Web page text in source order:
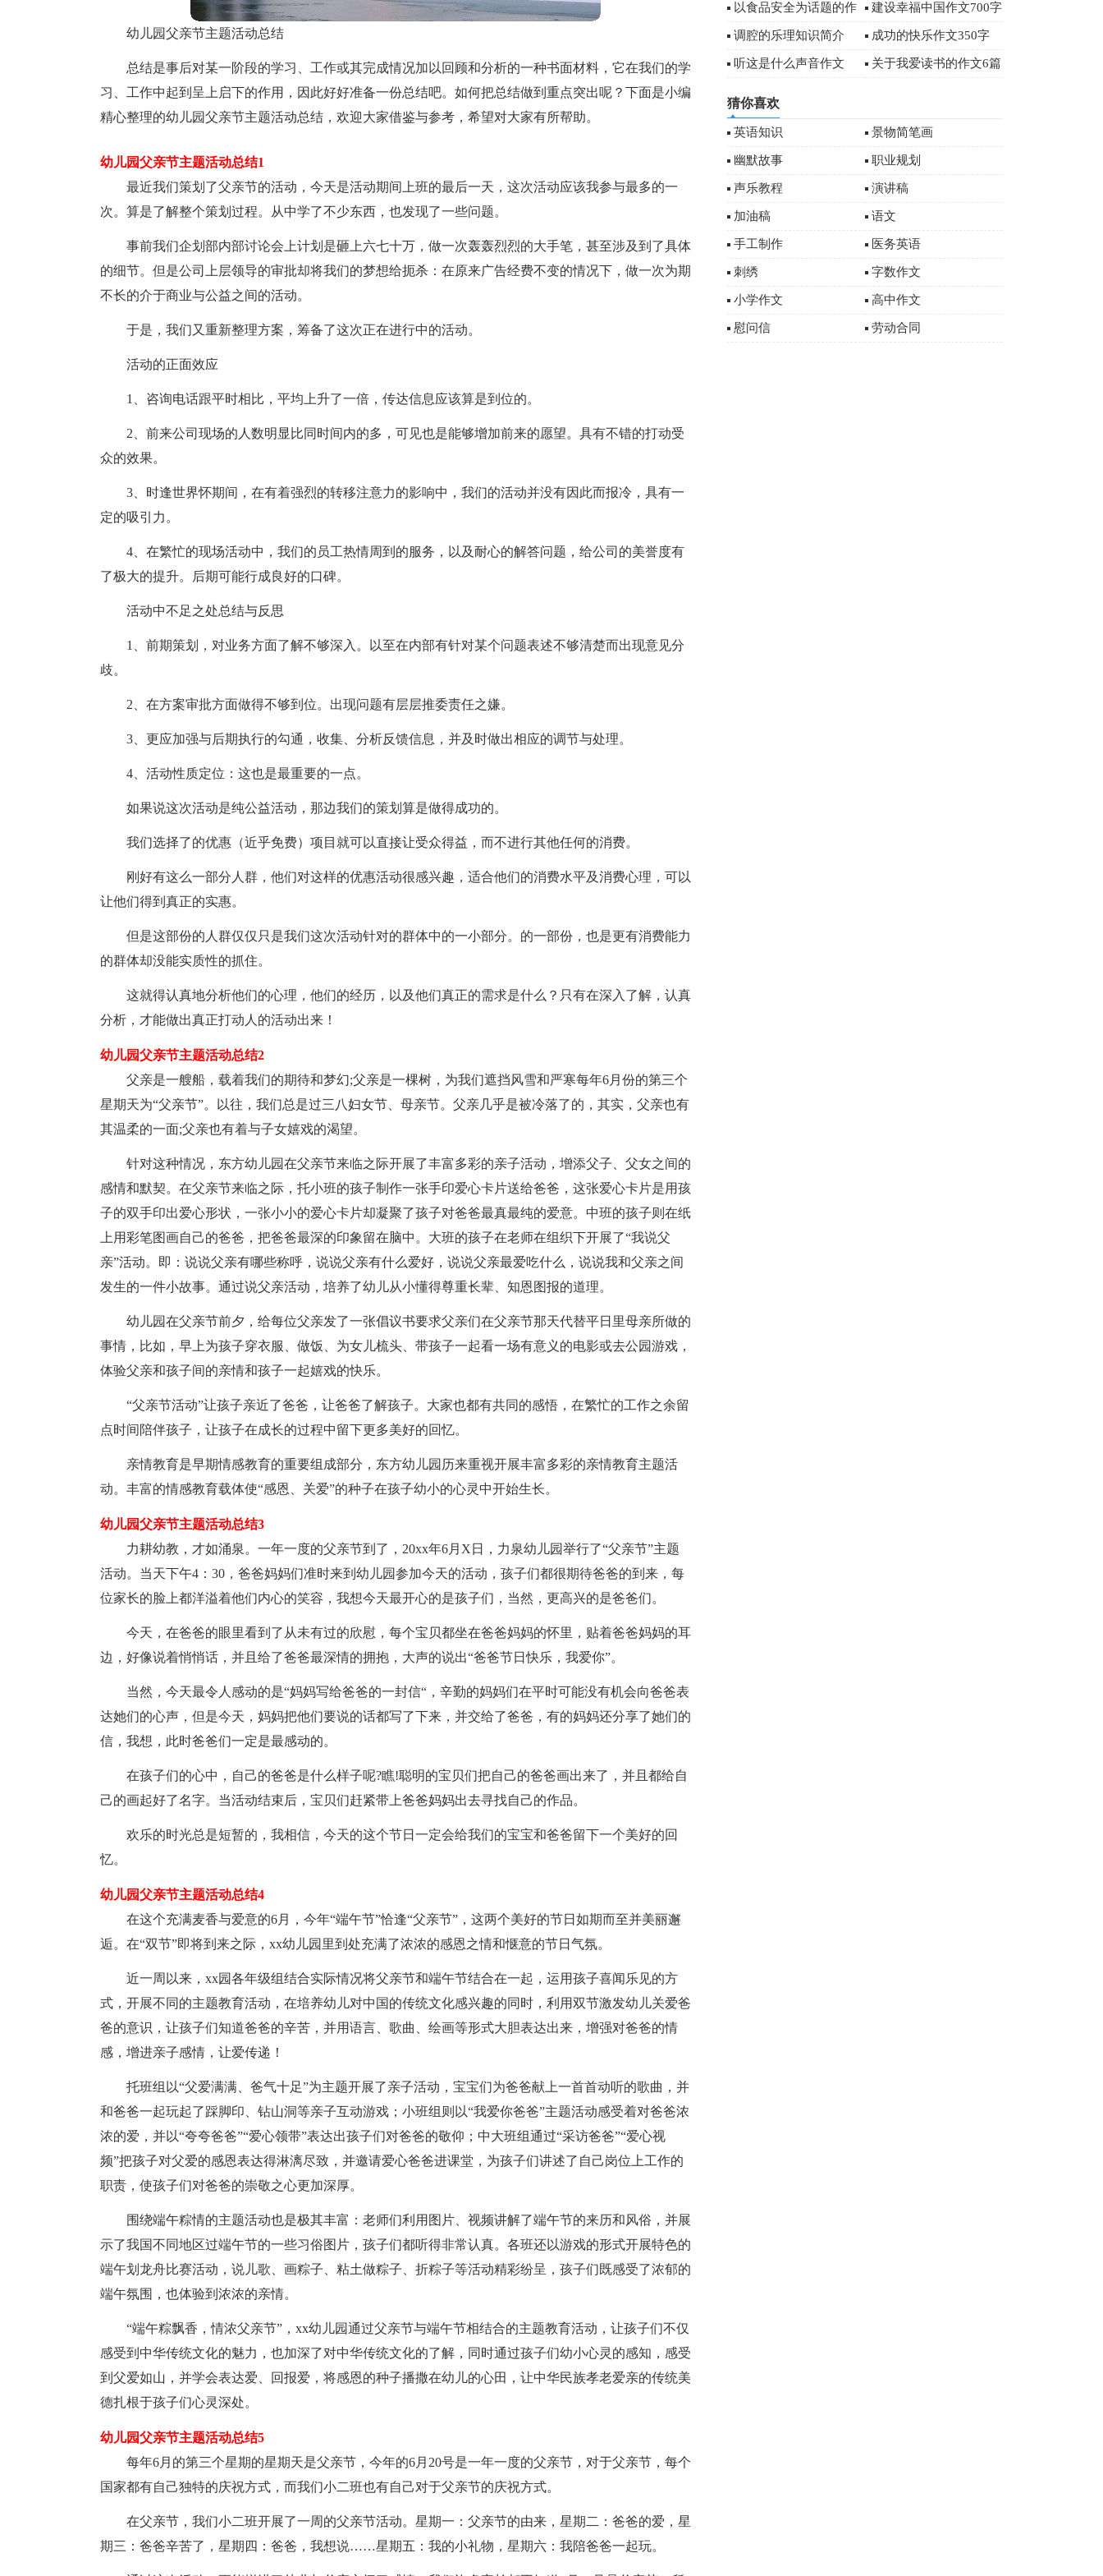
幼儿园父亲节主题活动总结
总结是事后对某一阶段的学习、工作或其完成情况加以回顾和分析的一种书面材料，它在我们的学
习、工作中起到呈上启下的作用，因此好好准备一份总结吧。如何把总结做到重点突出呢？下面是小编
精心整理的幼儿园父亲节主题活动总结，欢迎大家借鉴与参考，希望对大家有所帮助。
幼儿园父亲节主题活动总结1
最近我们策划了父亲节的活动，今天是活动期间上班的最后一天，这次活动应该我参与最多的一
次。算是了解整个策划过程。从中学了不少东西，也发现了一些问题。
事前我们企划部内部讨论会上计划是砸上六七十万，做一次轰轰烈烈的大手笔，甚至涉及到了具体
的细节。但是公司上层领导的审批却将我们的梦想给扼杀：在原来广告经费不变的情况下，做一次为期
不长的介于商业与公益之间的活动。
于是，我们又重新整理方案，筹备了这次正在进行中的活动。
活动的正面效应
1、咨询电话跟平时相比，平均上升了一倍，传达信息应该算是到位的。
2、前来公司现场的人数明显比同时间内的多，可见也是能够增加前来的愿望。具有不错的打动受
众的效果。
3、时逢世界怀期间，在有着强烈的转移注意力的影响中，我们的活动并没有因此而报冷，具有一
定的吸引力。
4、在繁忙的现场活动中，我们的员工热情周到的服务，以及耐心的解答问题，给公司的美誉度有
了极大的提升。后期可能行成良好的口碑。
活动中不足之处总结与反思
1、前期策划，对业务方面了解不够深入。以至在内部有针对某个问题表述不够清楚而出现意见分
歧。
2、在方案审批方面做得不够到位。出现问题有层层推委责任之嫌。
3、更应加强与后期执行的勾通，收集、分析反馈信息，并及时做出相应的调节与处理。
4、活动性质定位：这也是最重要的一点。
如果说这次活动是纯公益活动，那边我们的策划算是做得成功的。
我们选择了的优惠（近乎免费）项目就可以直接让受众得益，而不进行其他任何的消费。
刚好有这么一部分人群，他们对这样的优惠活动很感兴趣，适合他们的消费水平及消费心理，可以
让他们得到真正的实惠。
但是这部份的人群仅仅只是我们这次活动针对的群体中的一小部分。的一部份，也是更有消费能力
的群体却没能实质性的抓住。
这就得认真地分析他们的心理，他们的经历，以及他们真正的需求是什么？只有在深入了解，认真
分析，才能做出真正打动人的活动出来！
幼儿园父亲节主题活动总结2
父亲是一艘船，载着我们的期待和梦幻;父亲是一棵树，为我们遮挡风雪和严寒每年6月份的第三个
星期天为“父亲节”。以往，我们总是过三八妇女节、母亲节。父亲几乎是被冷落了的，其实，父亲也有
其温柔的一面;父亲也有着与子女嬉戏的渴望。
针对这种情况，东方幼儿园在父亲节来临之际开展了丰富多彩的亲子活动，增添父子、父女之间的
感情和默契。在父亲节来临之际，托小班的孩子制作一张手印爱心卡片送给爸爸，这张爱心卡片是用孩
子的双手印出爱心形状，一张小小的爱心卡片却凝聚了孩子对爸爸最真最纯的爱意。中班的孩子则在纸
上用彩笔图画自己的爸爸，把爸爸最深的印象留在脑中。大班的孩子在老师在组织下开展了“我说父
亲”活动。即：说说父亲有哪些称呼，说说父亲有什么爱好，说说父亲最爱吃什么，说说我和父亲之间
发生的一件小故事。通过说父亲活动，培养了幼儿从小懂得尊重长辈、知恩图报的道理。
幼儿园在父亲节前夕，给每位父亲发了一张倡议书要求父亲们在父亲节那天代替平日里母亲所做的
事情，比如，早上为孩子穿衣服、做饭、为女儿梳头、带孩子一起看一场有意义的电影或去公园游戏，
体验父亲和孩子间的亲情和孩子一起嬉戏的快乐。
“父亲节活动”让孩子亲近了爸爸，让爸爸了解孩子。大家也都有共同的感悟，在繁忙的工作之余留
点时间陪伴孩子，让孩子在成长的过程中留下更多美好的回忆。
亲情教育是早期情感教育的重要组成部分，东方幼儿园历来重视开展丰富多彩的亲情教育主题活
动。丰富的情感教育载体使“感恩、关爱”的种子在孩子幼小的心灵中开始生长。
幼儿园父亲节主题活动总结3
力耕幼教，才如涌泉。一年一度的父亲节到了，20xx年6月X日，力泉幼儿园举行了“父亲节”主题
活动。当天下午4：30，爸爸妈妈们准时来到幼儿园参加今天的活动，孩子们都很期待爸爸的到来，每
位家长的脸上都洋溢着他们内心的笑容，我想今天最开心的是孩子们，当然，更高兴的是爸爸们。
今天，在爸爸的眼里看到了从未有过的欣慰，每个宝贝都坐在爸爸妈妈的怀里，贴着爸爸妈妈的耳
边，好像说着悄悄话，并且给了爸爸最深情的拥抱，大声的说出“爸爸节日快乐，我爱你”。
当然，今天最令人感动的是“妈妈写给爸爸的一封信“，辛勤的妈妈们在平时可能没有机会向爸爸表
达她们的心声，但是今天，妈妈把他们要说的话都写了下来，并交给了爸爸，有的妈妈还分享了她们的
信，我想，此时爸爸们一定是最感动的。
在孩子们的心中，自己的爸爸是什么样子呢?瞧!聪明的宝贝们把自己的爸爸画出来了，并且都给自
己的画起好了名字。当活动结束后，宝贝们赶紧带上爸爸妈妈出去寻找自己的作品。
欢乐的时光总是短暂的，我相信，今天的这个节日一定会给我们的宝宝和爸爸留下一个美好的回
忆。
幼儿园父亲节主题活动总结4
在这个充满麦香与爱意的6月，今年“端午节”恰逢“父亲节”，这两个美好的节日如期而至并美丽邂
逅。在“双节”即将到来之际，xx幼儿园里到处充满了浓浓的感恩之情和惬意的节日气氛。
近一周以来，xx园各年级组结合实际情况将父亲节和端午节结合在一起，运用孩子喜闻乐见的方
式，开展不同的主题教育活动，在培养幼儿对中国的传统文化感兴趣的同时，利用双节激发幼儿关爱爸
爸的意识，让孩子们知道爸爸的辛苦，并用语言、歌曲、绘画等形式大胆表达出来，增强对爸爸的情
感，增进亲子感情，让爱传递！
托班组以“父爱满满、爸气十足”为主题开展了亲子活动，宝宝们为爸爸献上一首首动听的歌曲，并
和爸爸一起玩起了踩脚印、钻山洞等亲子互动游戏；小班组则以“我爱你爸爸”主题活动感受着对爸爸浓
浓的爱，并以“夸夸爸爸”“爱心领带”表达出孩子们对爸爸的敬仰；中大班组通过“采访爸爸”“爱心视
频”把孩子对父爱的感恩表达得淋漓尽致，并邀请爱心爸爸进课堂，为孩子们讲述了自己岗位上工作的
职责，使孩子们对爸爸的崇敬之心更加深厚。
围绕端午粽情的主题活动也是极其丰富：老师们利用图片、视频讲解了端午节的来历和风俗，并展
示了我国不同地区过端午节的一些习俗图片，孩子们都听得非常认真。各班还以游戏的形式开展特色的
端午划龙舟比赛活动，说儿歌、画粽子、粘土做粽子、折粽子等活动精彩纷呈，孩子们既感受了浓郁的
端午氛围，也体验到浓浓的亲情。
“端午粽飘香，情浓父亲节”，xx幼儿园通过父亲节与端午节相结合的主题教育活动，让孩子们不仅
感受到中华传统文化的魅力，也加深了对中华传统文化的了解，同时通过孩子们幼小心灵的感知，感受
到父爱如山，并学会表达爱、回报爱，将感恩的种子播撒在幼儿的心田，让中华民族孝老爱亲的传统美
德扎根于孩子们心灵深处。
幼儿园父亲节主题活动总结5
每年6月的第三个星期的星期天是父亲节，今年的6月20号是一年一度的父亲节，对于父亲节，每个
国家都有自己独特的庆祝方式，而我们小二班也有自己对于父亲节的庆祝方式。
在父亲节，我们小二班开展了一周的父亲节活动。星期一：父亲节的由来，星期二：爸爸的爱，星
期三：爸爸辛苦了，星期四：爸爸，我想说……星期五：我的小礼物，星期六：我陪爸爸一起玩。
字以食品安全为话题的作
文
建设幸福中国作文700字
调腔的乐理知识简介 成功的快乐作文350字
听这是什么声音作文 关于我爱读书的作文6篇
猜你喜欢
英语知识 景物简笔画
幽默故事 职业规划
声乐教程 演讲稿
加油稿 语文
手工制作 医务英语
刺绣 字数作文
小学作文 高中作文
慰问信 劳动合同